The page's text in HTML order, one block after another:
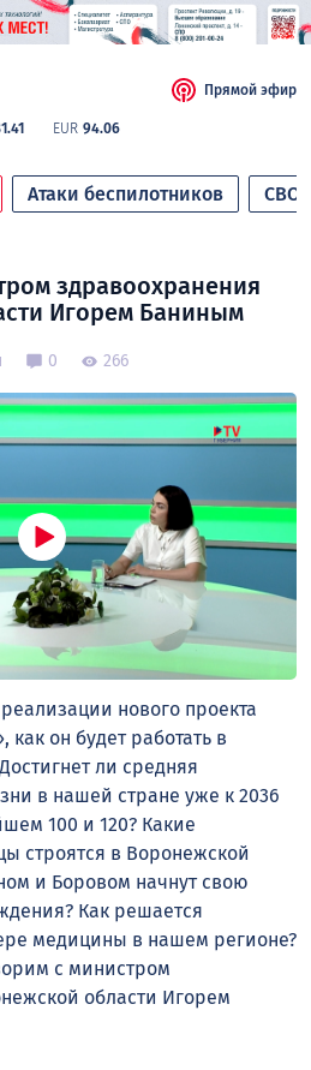
EUR 94.06
Прямой эфир
Атаки беспилотников СВО
здравоохранения
Игорем Баниным
0 266
нового проекта
как он будет работать в
ли средняя
в нашей стране уже к 2036
100 и 120? Какие
строятся в Воронежской
и Боровом начнут свою
Как решается
медицины в нашем регионе?
с министром
области Игорем